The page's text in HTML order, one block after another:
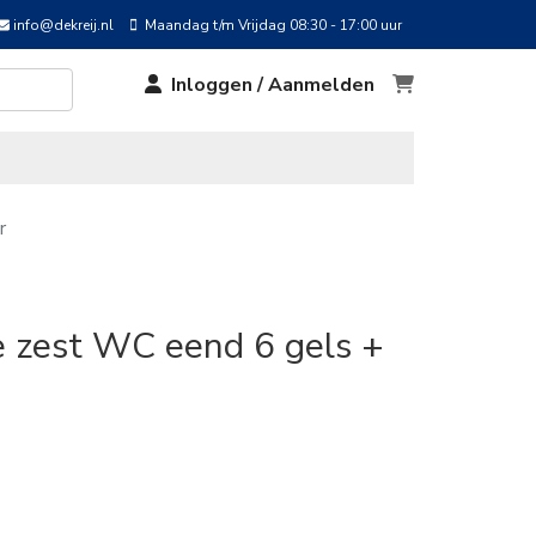
info@dekreij.nl Maandag t/m Vrijdag 08:30 - 17:00 uur
Inloggen / Aanmelden
zest WC eend 6 gels +